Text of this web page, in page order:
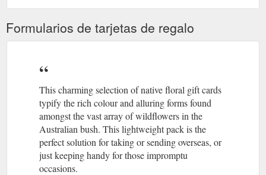
Formularios de tarjetas de regalo
This charming selection of native floral gift cards
typify the rich colour and alluring forms found
amongst the vast array of wildflowers in the
Australian bush. This lightweight pack is the
perfect solution for taking or sending overseas, or
just keeping handy for those impromptu
occasions.